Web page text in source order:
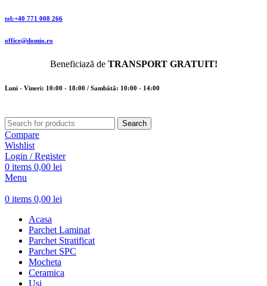
tel:+40 771 008 266
office@domio.ro
Beneficiază de TRANSPORT GRATUIT!
Luni - Vineri: 10:00 - 18:00 / Sambătă: 10:00 - 14:00
Search
Compare
Wishlist
Login / Register
0 items 0,00 lei
Menu
0 items 0,00 lei
Acasa
Parchet Laminat
Parchet Stratificat
Parchet SPC
Mocheta
Ceramica
Usi